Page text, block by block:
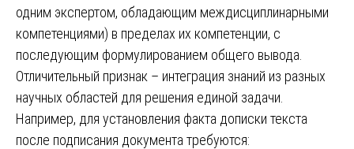
одним экспертом, обладающим междисциплинарными
компетенциями) в пределах их компетенции, с
последующим формулированием общего вывода.
Отличительный признак – интеграция знаний из разных
научных областей для решения единой задачи.
Например, для установления факта дописки текста
после подписания документа требуются: